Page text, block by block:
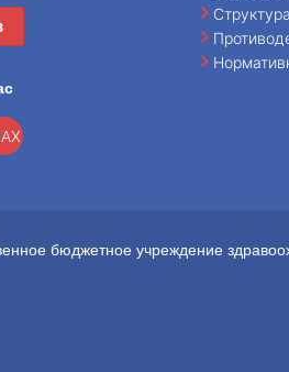
бюджетное учреждение